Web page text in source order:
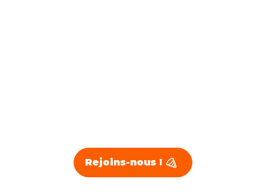
Rejoins-nous !